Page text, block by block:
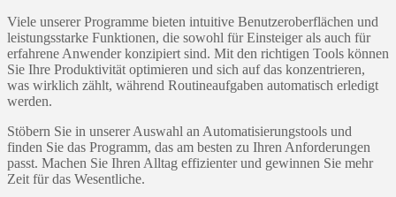
Viele unserer Programme bieten intuitive Benutzeroberflächen und
leistungsstarke Funktionen, die sowohl für Einsteiger als auch für
erfahrene Anwender konzipiert sind. Mit den richtigen Tools können
Sie Ihre Produktivität optimieren und sich auf das konzentrieren,
was wirklich zählt, während Routineaufgaben automatisch erledigt
werden.
Stöbern Sie in unserer Auswahl an Automatisierungstools und
finden Sie das Programm, das am besten zu Ihren Anforderungen
passt. Machen Sie Ihren Alltag effizienter und gewinnen Sie mehr
Zeit für das Wesentliche.